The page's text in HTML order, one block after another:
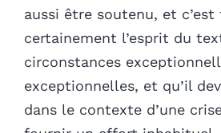
aussi être soutenu, et c’est
certainement l’esprit du
circonstances
exceptionnelles, et qu’il
dans le contexte d’une